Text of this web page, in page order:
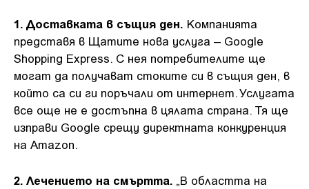
1. Доставката в същия ден. Компанията
представя в Щатите нова услуга – Google
Shopping Express. С нея потребителите ще
могат да получават стоките си в същия ден, в
който са си ги поръчали от интернет. Услугата
все още не е достъпна в цялата страна. Тя ще
изправи Google срещу директната конкуренция
на Amazon.
2. Лечението на смъртта.
„В областта на